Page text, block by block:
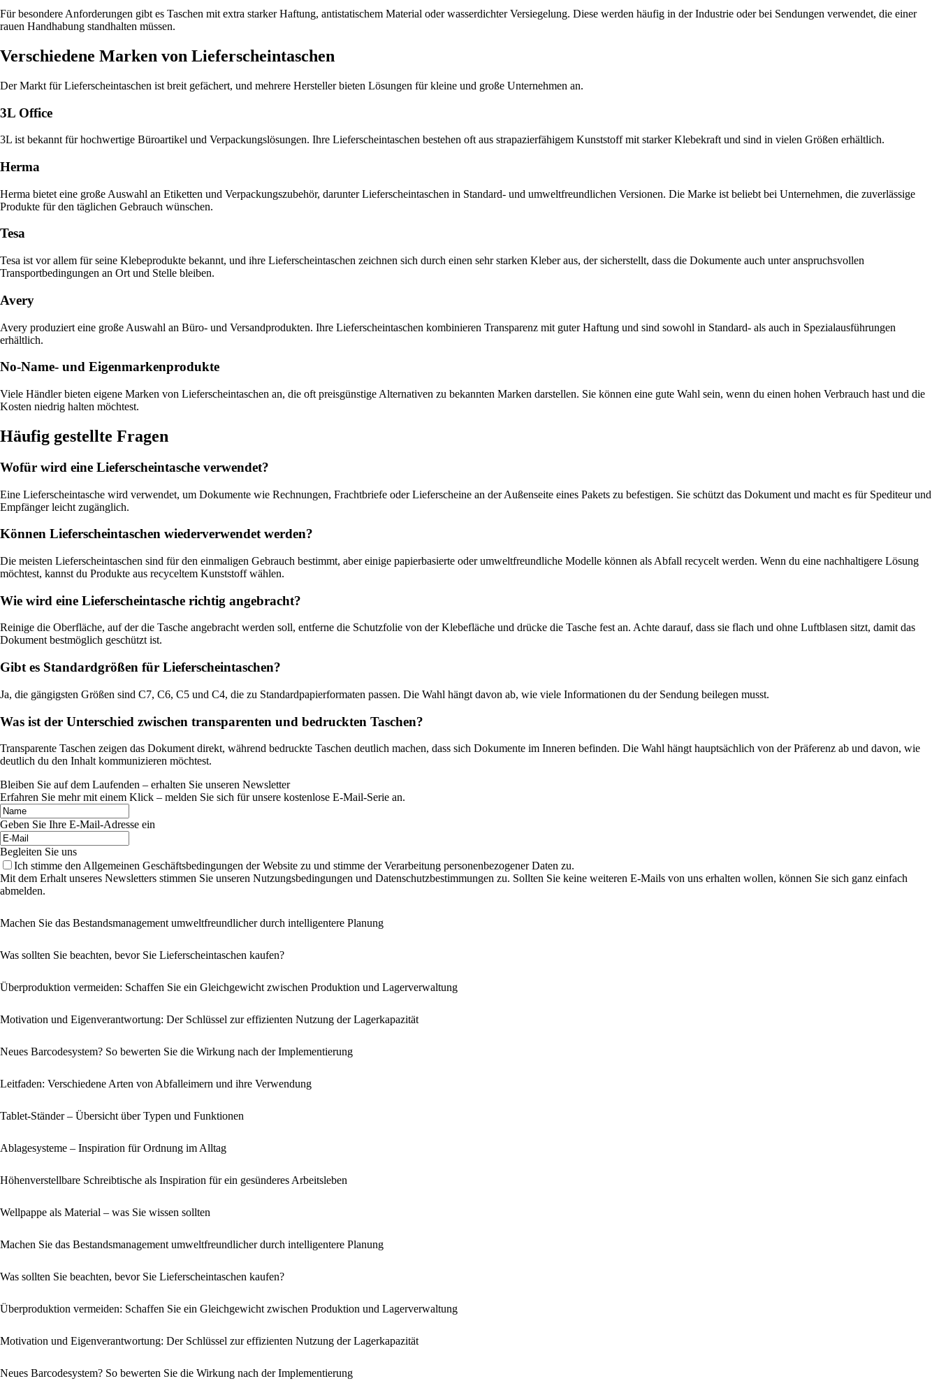
Für besondere Anforderungen gibt es Taschen mit extra starker Haftung, antistatischem Material oder wasserdichter Versiegelung. Diese werden häufig in der Industrie oder bei Sendungen verwendet, die einer
rauen Handhabung standhalten müssen.
Verschiedene Marken von Lieferscheintaschen
Der Markt für Lieferscheintaschen ist breit gefächert, und mehrere Hersteller bieten Lösungen für kleine und große Unternehmen an.
3L Office
3L ist bekannt für hochwertige Büroartikel und Verpackungslösungen. Ihre Lieferscheintaschen bestehen oft aus strapazierfähigem Kunststoff mit starker Klebekraft und sind in vielen Größen erhältlich.
Herma
Herma bietet eine große Auswahl an Etiketten und Verpackungszubehör, darunter Lieferscheintaschen in Standard- und umweltfreundlichen Versionen. Die Marke ist beliebt bei Unternehmen, die zuverlässige
Produkte für den täglichen Gebrauch wünschen.
Tesa
Tesa ist vor allem für seine Klebeprodukte bekannt, und ihre Lieferscheintaschen zeichnen sich durch einen sehr starken Kleber aus, der sicherstellt, dass die Dokumente auch unter anspruchsvollen
Transportbedingungen an Ort und Stelle bleiben.
Avery
Avery produziert eine große Auswahl an Büro- und Versandprodukten. Ihre Lieferscheintaschen kombinieren Transparenz mit guter Haftung und sind sowohl in Standard- als auch in Spezialausführungen
erhältlich.
No-Name- und Eigenmarkenprodukte
Viele Händler bieten eigene Marken von Lieferscheintaschen an, die oft preisgünstige Alternativen zu bekannten Marken darstellen. Sie können eine gute Wahl sein, wenn du einen hohen Verbrauch hast und die
Kosten niedrig halten möchtest.
Häufig gestellte Fragen
Wofür wird eine Lieferscheintasche verwendet?
Eine Lieferscheintasche wird verwendet, um Dokumente wie Rechnungen, Frachtbriefe oder Lieferscheine an der Außenseite eines Pakets zu befestigen. Sie schützt das Dokument und macht es für Spediteur und
Empfänger leicht zugänglich.
Können Lieferscheintaschen wiederverwendet werden?
Die meisten Lieferscheintaschen sind für den einmaligen Gebrauch bestimmt, aber einige papierbasierte oder umweltfreundliche Modelle können als Abfall recycelt werden. Wenn du eine nachhaltigere Lösung
möchtest, kannst du Produkte aus recyceltem Kunststoff wählen.
Wie wird eine Lieferscheintasche richtig angebracht?
Reinige die Oberfläche, auf der die Tasche angebracht werden soll, entferne die Schutzfolie von der Klebefläche und drücke die Tasche fest an. Achte darauf, dass sie flach und ohne Luftblasen sitzt, damit das
Dokument bestmöglich geschützt ist.
Gibt es Standardgrößen für Lieferscheintaschen?
Ja, die gängigsten Größen sind C7, C6, C5 und C4, die zu Standardpapierformaten passen. Die Wahl hängt davon ab, wie viele Informationen du der Sendung beilegen musst.
Was ist der Unterschied zwischen transparenten und bedruckten Taschen?
Transparente Taschen zeigen das Dokument direkt, während bedruckte Taschen deutlich machen, dass sich Dokumente im Inneren befinden. Die Wahl hängt hauptsächlich von der Präferenz ab und davon, wie
deutlich du den Inhalt kommunizieren möchtest.
Bleiben Sie auf dem Laufenden – erhalten Sie unseren Newsletter
Erfahren Sie mehr mit einem Klick – melden Sie sich für unsere kostenlose E-Mail-Serie an.
Geben Sie Ihre E-Mail-Adresse ein
Begleiten Sie uns
Ich stimme den Allgemeinen Geschäftsbedingungen der Website zu und stimme der Verarbeitung personenbezogener Daten zu.
Mit dem Erhalt unseres Newsletters stimmen Sie unseren Nutzungsbedingungen und Datenschutzbestimmungen zu. Sollten Sie keine weiteren E-Mails von uns erhalten wollen, können Sie sich ganz einfach
abmelden.
Machen Sie das Bestandsmanagement umweltfreundlicher durch intelligentere Planung
Was sollten Sie beachten, bevor Sie Lieferscheintaschen kaufen?
Überproduktion vermeiden: Schaffen Sie ein Gleichgewicht zwischen Produktion und Lagerverwaltung
Motivation und Eigenverantwortung: Der Schlüssel zur effizienten Nutzung der Lagerkapazität
Neues Barcodesystem? So bewerten Sie die Wirkung nach der Implementierung
Leitfaden: Verschiedene Arten von Abfalleimern und ihre Verwendung
Tablet-Ständer – Übersicht über Typen und Funktionen
Ablagesysteme – Inspiration für Ordnung im Alltag
Höhenverstellbare Schreibtische als Inspiration für ein gesünderes Arbeitsleben
Wellpappe als Material – was Sie wissen sollten
Machen Sie das Bestandsmanagement umweltfreundlicher durch intelligentere Planung
Was sollten Sie beachten, bevor Sie Lieferscheintaschen kaufen?
Überproduktion vermeiden: Schaffen Sie ein Gleichgewicht zwischen Produktion und Lagerverwaltung
Motivation und Eigenverantwortung: Der Schlüssel zur effizienten Nutzung der Lagerkapazität
Neues Barcodesystem? So bewerten Sie die Wirkung nach der Implementierung